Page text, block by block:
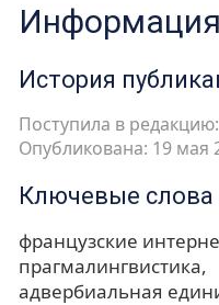
Информация
История
Поступила в
Опубликована: 19 мая
Ключевые слова
французские
прагмалингвистика
адвербиальная